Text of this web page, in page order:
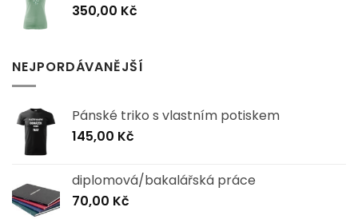
350,00 Kč
NEJPORDÁVANĚJŠÍ
Pánské triko s vlastním potiskem
145,00 Kč
diplomová/bakalářská práce
70,00 Kč